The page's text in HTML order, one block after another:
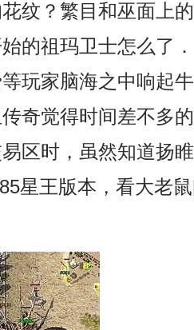
纹？繁目和巫面上
的祖玛卫士怎么了
玩家脑海之中响起
奇觉得时间差不多
区时，虽然知道扬
星王版本，看大老